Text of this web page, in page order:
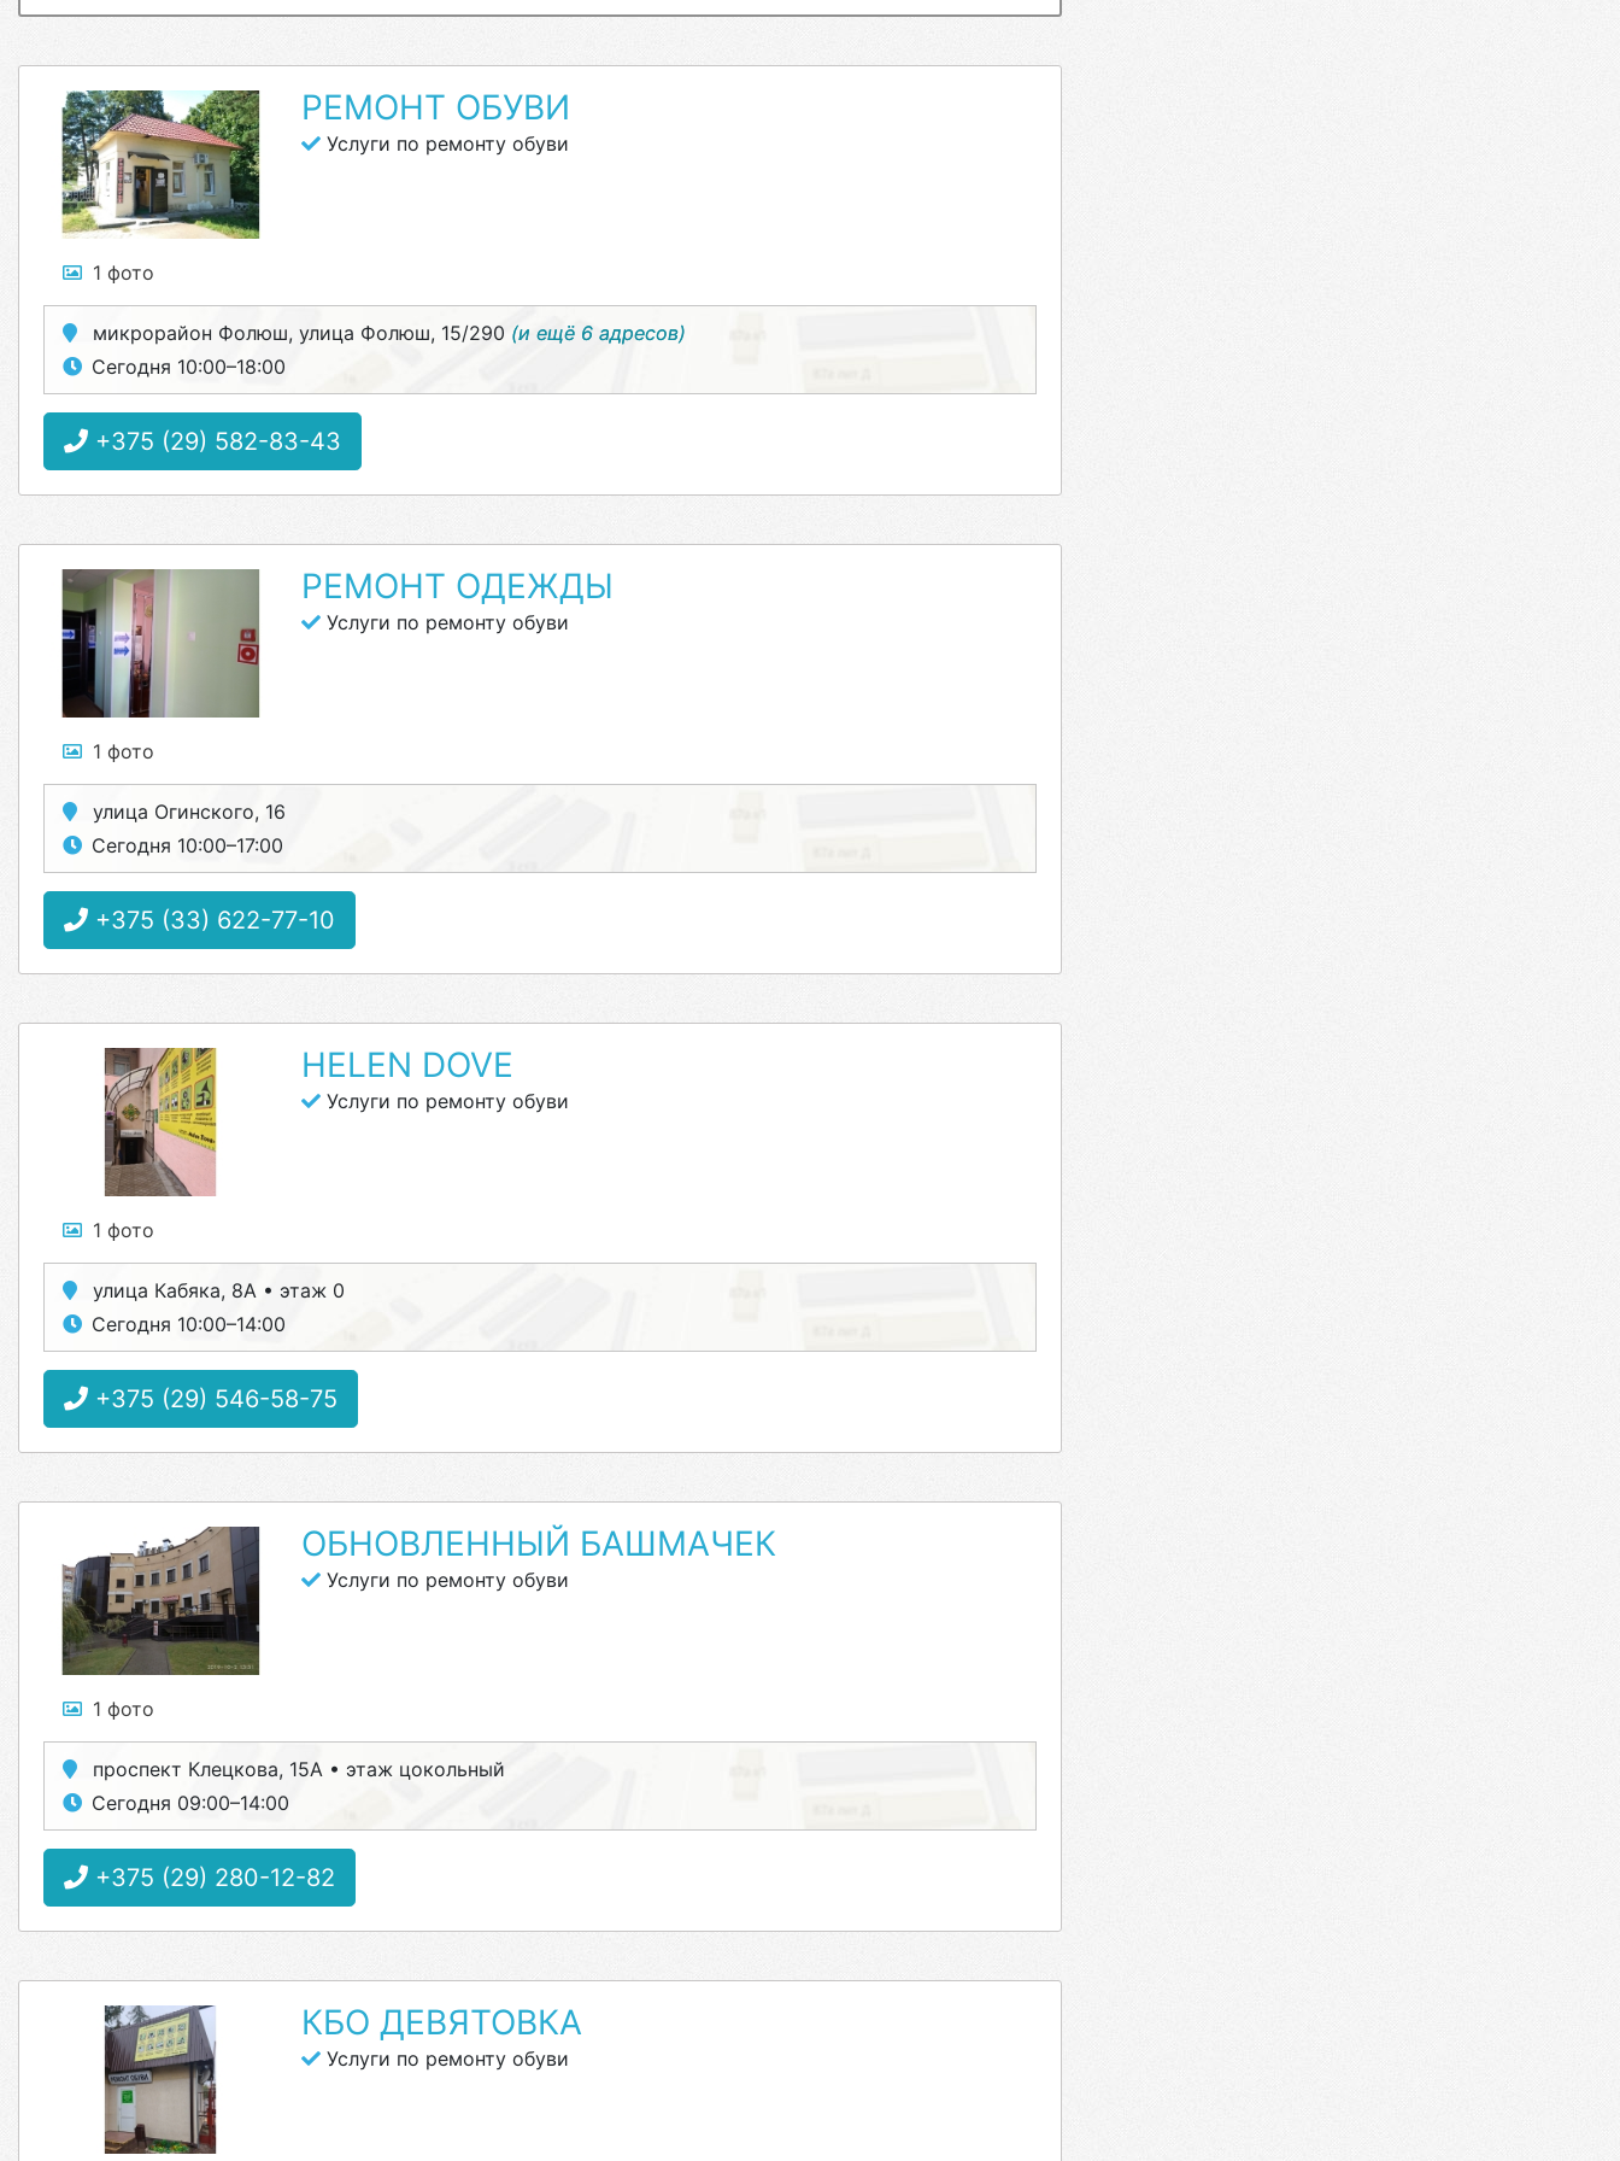
1 фото
РЕМОНТ ОБУВИ
Услуги по ремонту обуви
микрорайон Фолюш, улица Фолюш, 15/290 (и ещё 6 адресов)
Сегодня 10:00–18:00
+375 (29) 582-83-43
1 фото
РЕМОНТ ОДЕЖДЫ
Услуги по ремонту обуви
улица Огинского, 16
Сегодня 10:00–17:00
+375 (33) 622-77-10
1 фото
HELEN DOVE
Услуги по ремонту обуви
улица Кабяка, 8А • этаж 0
Сегодня 10:00–14:00
+375 (29) 546-58-75
1 фото
ОБНОВЛЕННЫЙ БАШМАЧЕК
Услуги по ремонту обуви
проспект Клецкова, 15А • этаж цокольный
Сегодня 09:00–14:00
+375 (29) 280-12-82
КБО ДЕВЯТОВКА
Услуги по ремонту обуви